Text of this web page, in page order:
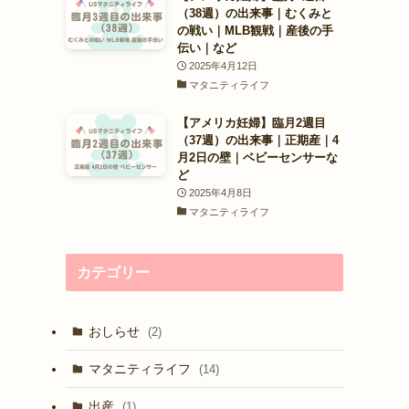
（38週）の出来事｜むくみと
の戦い｜MLB観戦｜産後の手
伝い｜など
2025年4月12日
マタニティライフ
【アメリカ妊婦】臨月2週目
（37週）の出来事｜正期産｜4
月2日の壁｜ベビーセンサーな
ど
2025年4月8日
マタニティライフ
カテゴリー
おしらせ (2)
マタニティライフ (14)